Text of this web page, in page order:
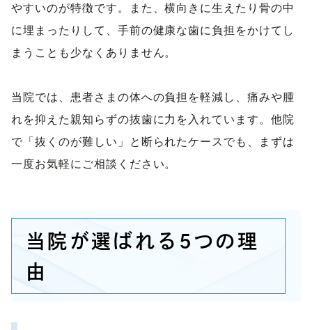
やすいのが特徴です。また、横向きに生えたり骨の中
に埋まったりして、手前の健康な歯に負担をかけてし
まうことも少なくありません。
当院では、患者さまの体への負担を軽減し、痛みや腫
れを抑えた親知らずの抜歯に力を入れています。他院
で「抜くのが難しい」と断られたケースでも、まずは
一度お気軽にご相談ください。
当院が選ばれる5つの理
由